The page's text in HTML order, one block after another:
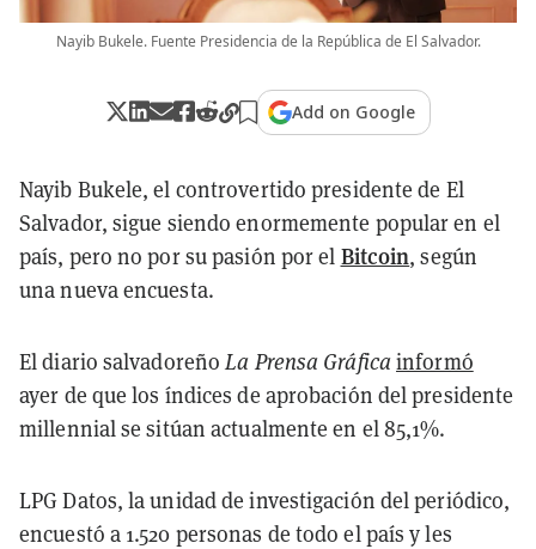
Nayib Bukele. Fuente Presidencia de la República de El Salvador.
Add on Google
Nayib Bukele, el controvertido presidente de El
Salvador, sigue siendo enormemente popular en el
país, pero no por su pasión por el Bitcoin, según
una nueva encuesta.
El diario salvadoreñoLa Prensa Gráficainformó
ayer de que los índices de aprobación del presidente
millennial se sitúan actualmente en el 85,1%.
LPG Datos, la unidad de investigación del periódico,
encuestó a 1.520 personas de todo el país y les